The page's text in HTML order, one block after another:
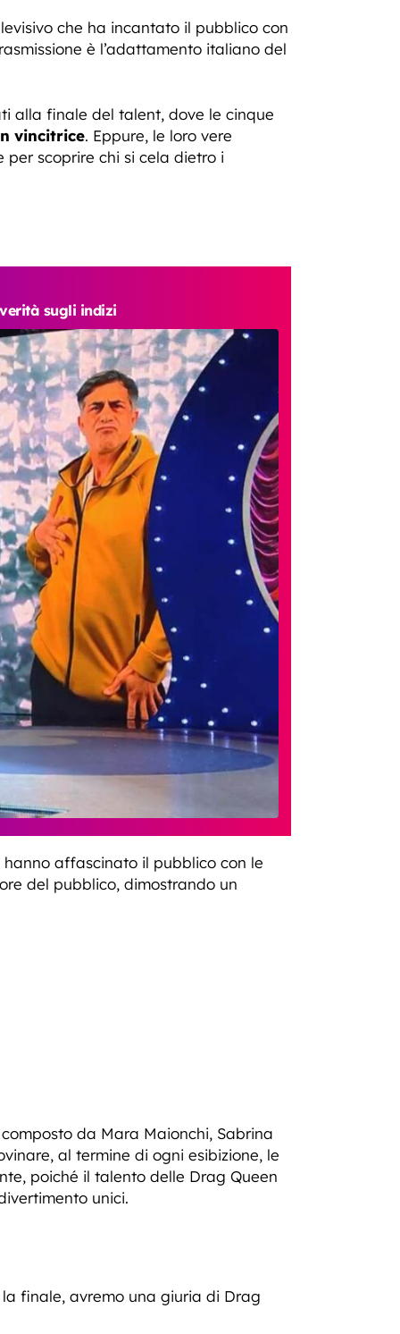
che ha incantato il pubblico con
è l’adattamento italiano del
alla finale del talent, dove le cinque
vincitrice. Eppure, le loro vere
scoprire chi si cela dietro i
sugli indizi
hanno affascinato il pubblico con le
del pubblico, dimostrando un
da Mara Maionchi, Sabrina
al termine di ogni esibizione, le
poiché il talento delle Drag Queen
unici.
finale, avremo una giuria di Drag